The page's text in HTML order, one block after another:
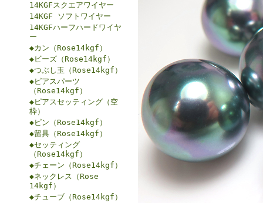
14KGFスクエアワイヤー
14KGF ソフトワイヤー
14KGFハーフハードワイヤ
ー
◆カン（Rose14kgf）
◆ビーズ（Rose14kgf）
◆つぶし玉（Rose14kgf）
◆ピアスパーツ
（Rose14kgf）
◆ピアスセッティング（空
枠）
◆ピン（Rose14kgf）
◆留具（Rose14kgf）
◆セッティング
（Rose14kgf）
◆チェーン（Rose14kgf）
◆ネックレス（Rose
14kgf）
◆チューブ（Rose14kgf）